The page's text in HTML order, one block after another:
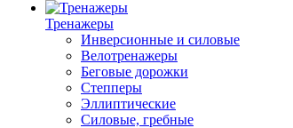
Тренажеры
Инверсионные и силовые
Велотренажеры
Беговые дорожки
Степперы
Эллиптические
Силовые, гребные